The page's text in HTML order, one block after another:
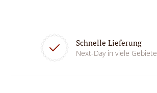
Schnelle Lieferung
Next-Day in viele Gebiete